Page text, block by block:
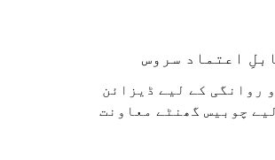
98% وقت پر آمد و روانگی کے لیے ڈیزائن
چوبیس گھنٹے معاونت